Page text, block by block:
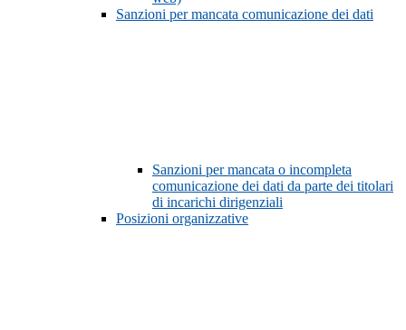
Sanzioni per mancata comunicazione dei dati
Sanzioni per mancata o incompleta
comunicazione dei dati da parte dei titolari
di incarichi dirigenziali
Posizioni organizzative